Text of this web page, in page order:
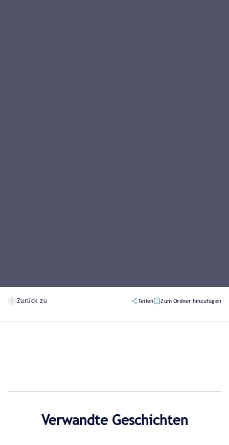
Zurück zu Teilen Zum Ordner hinzufügen
Verwandte Geschichten